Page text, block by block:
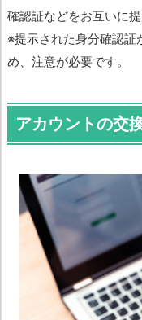
確認証などをお互いに
※提示された身分確認証
め、注意が必要です。
アカウントの交